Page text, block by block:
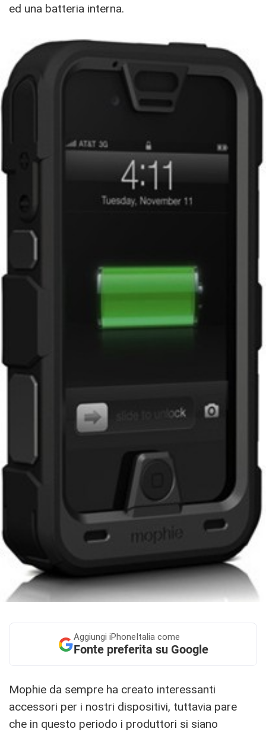
ed una batteria interna.
Aggiungi iPhoneItalia come
Fonte preferita su Google
Mophie da sempre ha creato interessanti
accessori per i nostri dispositivi, tuttavia pare
che in questo periodo i produttori si siano